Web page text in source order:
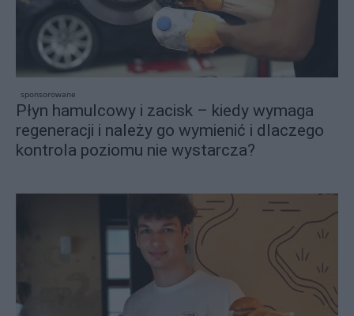
sponsorowane
Płyn hamulcowy i zacisk – kiedy wymaga
regeneracji i należy go wymienić i dlaczego
kontrola poziomu nie wystarcza?